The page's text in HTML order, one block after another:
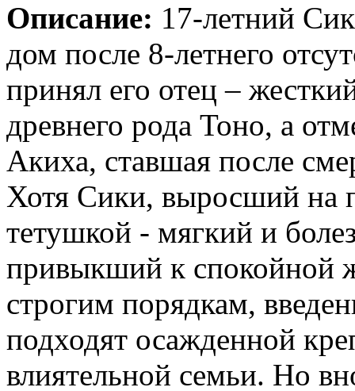
Описание: 17-летний
дом после 8-летнего
принял его отец –
древнего рода Тоно, а
Акиха, ставшая после
Хотя Сики, выросший на
тетушкой - мягкий и
привыкший к спокойной
строгим порядкам,
подходят осажденной
влиятельной семьи. Но